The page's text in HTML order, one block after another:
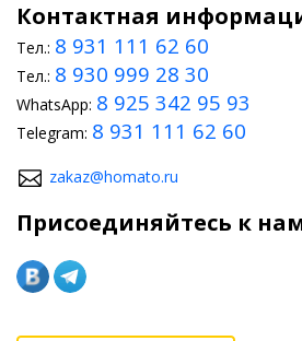
Контактная
Тел.: 8 931 111 62 60
Тел.: 8 930 999 28 30
WhatsApp: 8 925 342 95 93
Telegram: 8 931 111 62 60
zakaz@homato.ru
Присоединяйтесь к